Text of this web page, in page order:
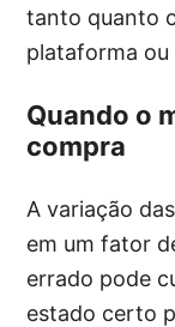
tanto quanto
plataforma ou
Quando o
compra
A variação
em um fator
errado pode
estado certo